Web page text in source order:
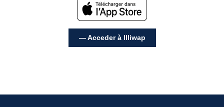
— Acceder à Illiwap